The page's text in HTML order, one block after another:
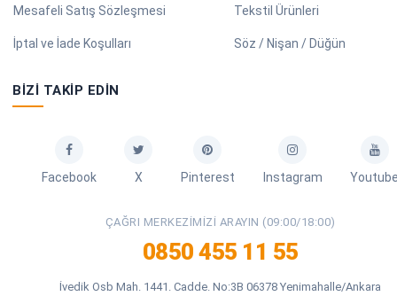
Mesafeli Satış Sözleşmesi
İptal ve İade Koşulları
Tekstil Ürünleri
Söz / Nişan / Düğün
BIZI TAKIP EDIN
Facebook X Pinterest Instagram
ÇAĞRI MERKEZIMIZI ARAYIN (09:00/18:00)
0850 455 11 55
İvedik Osb Mah. 1441. Cadde. No:3B 06378 Yenimahalle/Ankara